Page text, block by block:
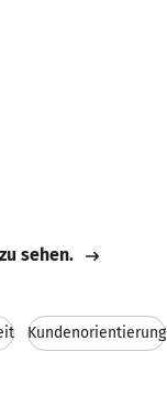
sehen.
Kundenorientierung